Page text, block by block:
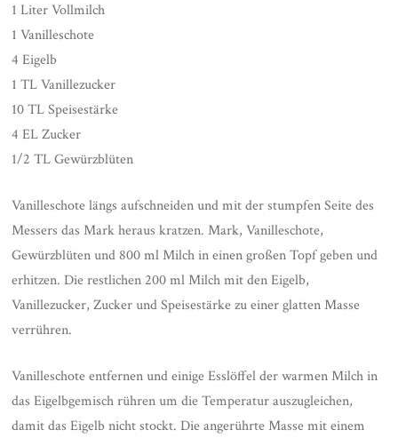
1 Liter Vollmilch
1 Vanilleschote
4 Eigelb
1 TL Vanillezucker
10 TL Speisestärke
4 EL Zucker
1/2 TL Gewürzblüten
Vanilleschote längs aufschneiden und mit der stumpfen Seite des
Messers das Mark heraus kratzen. Mark, Vanilleschote,
Gewürzblüten und 800 ml Milch in einen großen Topf geben und
erhitzen. Die restlichen 200 ml Milch mit den Eigelb,
Vanillezucker, Zucker und Speisestärke zu einer glatten Masse
verrühren.
Vanilleschote entfernen und einige Esslöffel der warmen Milch in
das Eigelbgemisch rühren um die Temperatur auszugleichen,
damit das Eigelb nicht stockt. Die angerührte Masse mit einem